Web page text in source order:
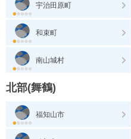
宇治田原町
和束町
南山城村
北部(舞鶴)
福知山市